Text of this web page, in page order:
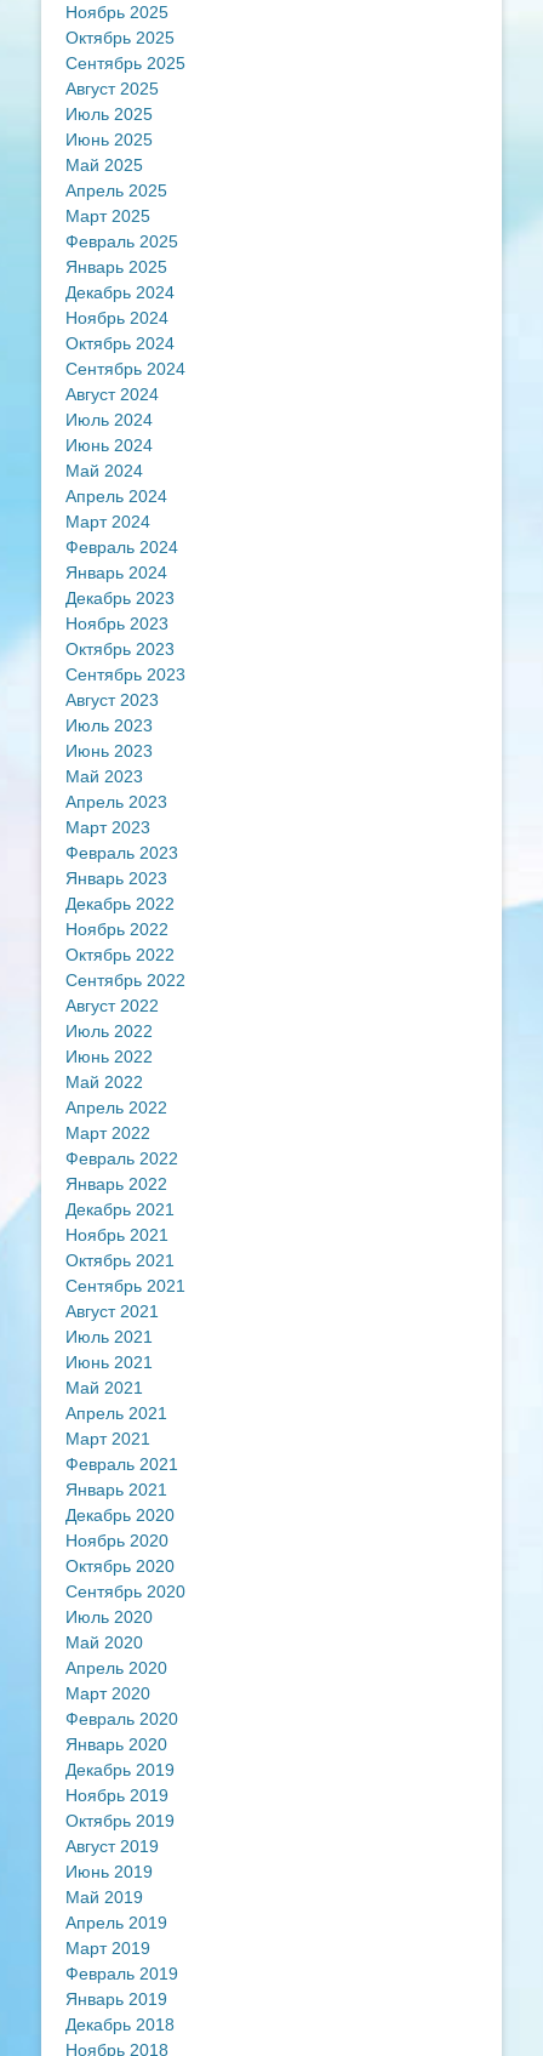
Ноябрь 2025
Октябрь 2025
Сентябрь 2025
Август 2025
Июль 2025
Июнь 2025
Май 2025
Апрель 2025
Март 2025
Февраль 2025
Январь 2025
Декабрь 2024
Ноябрь 2024
Октябрь 2024
Сентябрь 2024
Август 2024
Июль 2024
Июнь 2024
Май 2024
Апрель 2024
Март 2024
Февраль 2024
Январь 2024
Декабрь 2023
Ноябрь 2023
Октябрь 2023
Сентябрь 2023
Август 2023
Июль 2023
Июнь 2023
Май 2023
Апрель 2023
Март 2023
Февраль 2023
Январь 2023
Декабрь 2022
Ноябрь 2022
Октябрь 2022
Сентябрь 2022
Август 2022
Июль 2022
Июнь 2022
Май 2022
Апрель 2022
Март 2022
Февраль 2022
Январь 2022
Декабрь 2021
Ноябрь 2021
Октябрь 2021
Сентябрь 2021
Август 2021
Июль 2021
Июнь 2021
Май 2021
Апрель 2021
Март 2021
Февраль 2021
Январь 2021
Декабрь 2020
Ноябрь 2020
Октябрь 2020
Сентябрь 2020
Июль 2020
Май 2020
Апрель 2020
Март 2020
Февраль 2020
Январь 2020
Декабрь 2019
Ноябрь 2019
Октябрь 2019
Август 2019
Июнь 2019
Май 2019
Апрель 2019
Март 2019
Февраль 2019
Январь 2019
Декабрь 2018
Ноябрь 2018